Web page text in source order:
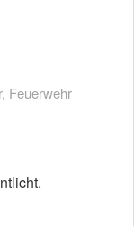
, Feuerwehr